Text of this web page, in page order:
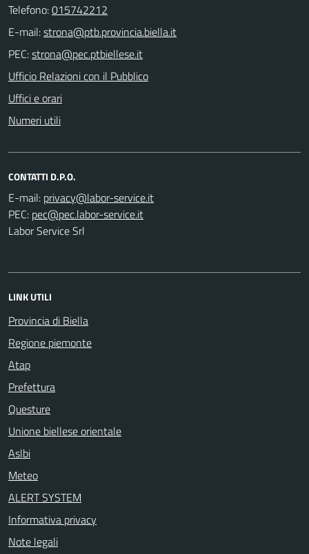
Telefono:015742212
E-mail:
PEC:
Ufficio Relazioni con il Pubblico
Uffici e orari
Numeri utili
CONTATTI D.P.O.
E-mail:
PEC:
Labor Service Srl
LINK UTILI
Provincia di Biella
Regione piemonte
Atap
Prefettura
Questure
Unione biellese orientale
Aslbi
Meteo
ALERT SYSTEM
Informativa privacy
Note legali